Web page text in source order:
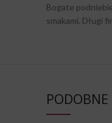
Bogate
smakami. Długi